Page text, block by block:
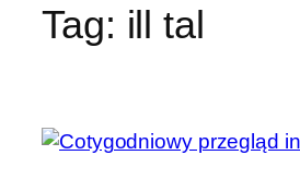
Tag: ill tal